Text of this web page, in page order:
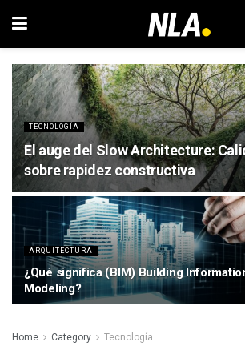
TECNOLOGÍA
El auge del Slow Architecture:
sobre rapidez constructiva
ARQUITECTURA
¿Qué significa (BIM) Building
Modeling?
Home Category Tecnología